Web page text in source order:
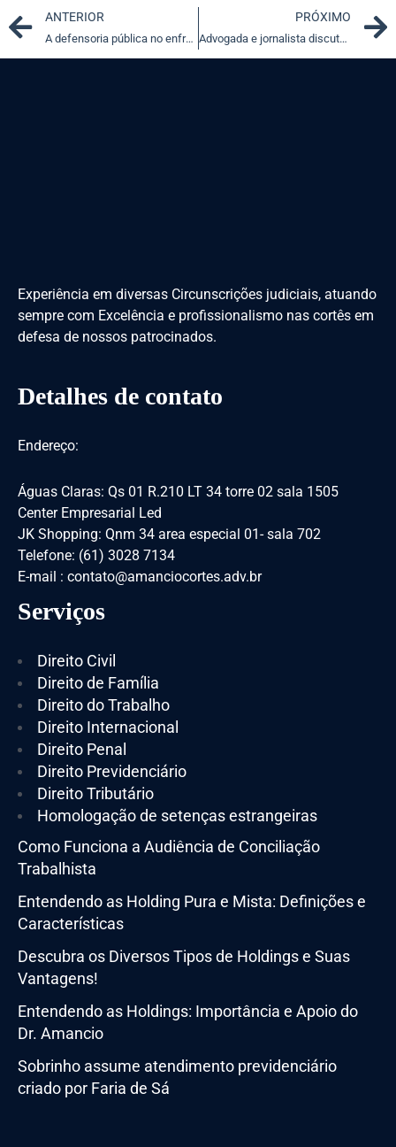
Prev
ANTERIOR
A defensoria pública no enfrentamento do autoritarismo estrutural
PRÓXIMO
Advogada e jornalista discutem carreira jurídica em São Paulo
Experiência em diversas Circunscrições judiciais, atuando
sempre com Excelência e profissionalismo nas cortês em
defesa de nossos patrocinados.
Detalhes de contato
Endereço:
Águas Claras: Qs 01 R.210 LT 34 torre 02 sala 1505
Center Empresarial Led
JK Shopping: Qnm 34 area especial 01- sala 702
Telefone: (61) 3028 7134
E-mail : contato@amanciocortes.adv.br
Serviços
Direito Civil
Direito de Família
Direito do Trabalho
Direito Internacional
Direito Penal
Direito Previdenciário
Direito Tributário
Homologação de setenças estrangeiras
Como Funciona a Audiência de Conciliação
Trabalhista
Entendendo as Holding Pura e Mista: Definições e
Características
Descubra os Diversos Tipos de Holdings e Suas
Vantagens!
Entendendo as Holdings: Importância e Apoio do
Dr. Amancio
Sobrinho assume atendimento previdenciário
criado por Faria de Sá